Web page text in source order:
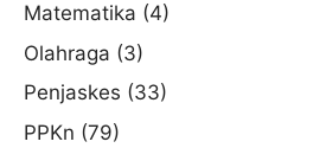
Matematika (4)
Olahraga (3)
Penjaskes (33)
PPKn (79)